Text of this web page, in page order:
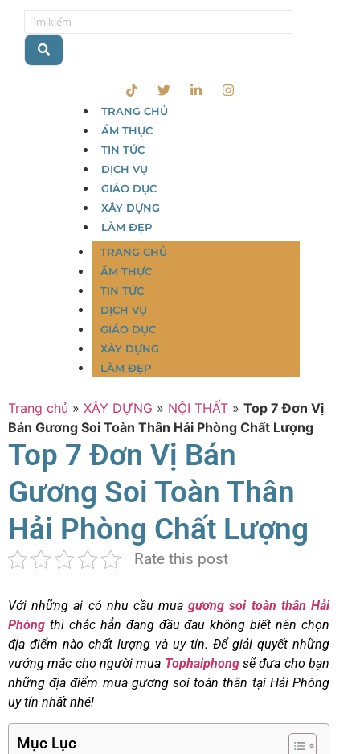
TRANG CHỦ
ẨM THỰC
TIN TỨC
DỊCH VỤ
GIÁO DỤC
XÂY DỰNG
LÀM ĐẸP
TRANG CHỦ
ẨM THỰC
TIN TỨC
DỊCH VỤ
GIÁO DỤC
XÂY DỰNG
LÀM ĐẸP
Trang chủ » XÂY DỰNG » NỘI THẤT » Top 7 Đơn Vị
Bán Gương Soi Toàn Thân Hải Phòng Chất Lượng
Top 7 Đơn Vị Bán
Gương Soi Toàn Thân
Hải Phòng Chất Lượng
Rate this post
Với những ai có nhu cầu muagương soi toàn thân Hải
Phòng thì chắc hẳn đang đầu đau không biết nên chọn
địa điểm nào chất lượng và uy tín. Để giải quyết những
vướng mắc cho người mua Tophaiphongsẽ đưa cho bạn
những địa điểm mua gương soi toàn thân tại Hải Phòng
uy tín nhất nhé!
Mục Lục